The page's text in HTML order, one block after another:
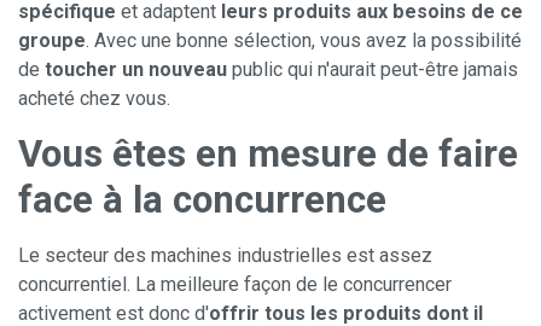
spécifique et adaptent leurs produits aux besoins de ce
groupe. Avec une bonne sélection, vous avez la possibilité
de toucher un nouveau public qui n'aurait peut-être jamais
acheté chez vous.
Vous êtes en mesure de faire
face à la concurrence
Le secteur des machines industrielles est assez
concurrentiel. La meilleure façon de le concurrencer
activement est donc d'offrir tous les produits dont il